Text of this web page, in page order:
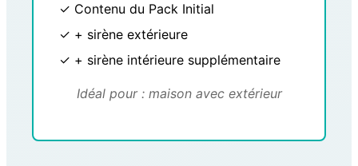
✓ Contenu du Pack Initial
✓ + sirène extérieure
✓ + sirène intérieure supplémentaire
Idéal pour : maison avec extérieur